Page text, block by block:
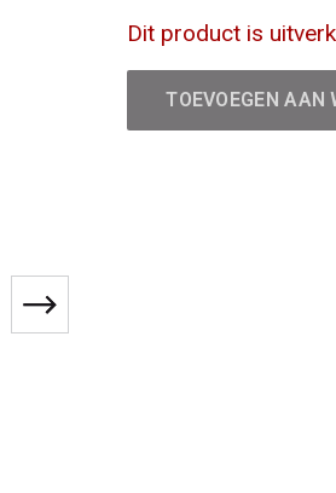
Dit product is
TOEVOEGEN AAN